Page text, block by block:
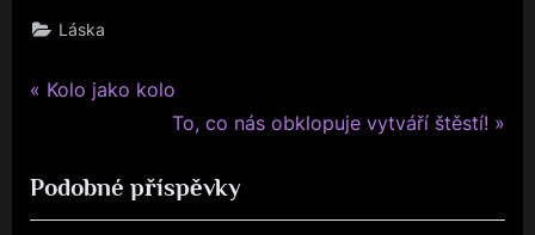
Láska
Navigace
příspěvek
P
v
i
Kolo jako kolo
N
x
t
To, co nás obklopuje vytváří štěstí!
Podobné příspěvky